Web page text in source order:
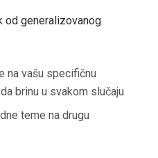
od generalizovanog
na vašu specifičnu
brinu u svakom slučaju
teme na drugu